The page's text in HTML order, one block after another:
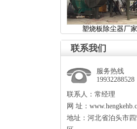
塑烧板除尘器厂家
联系我们
服务热线
19932288528
联系人：常经理
网址：
地址：河北省泊头市